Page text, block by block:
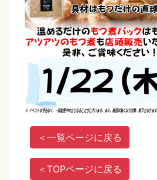
＜ 一覧ページに戻る
＜ TOPページに戻る